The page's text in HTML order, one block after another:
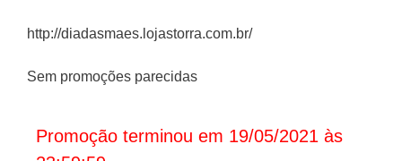
http://diadasmaes.lojastorra.com.br/
Sem promoções parecidas
Promoção terminou em 19/05/2021 às